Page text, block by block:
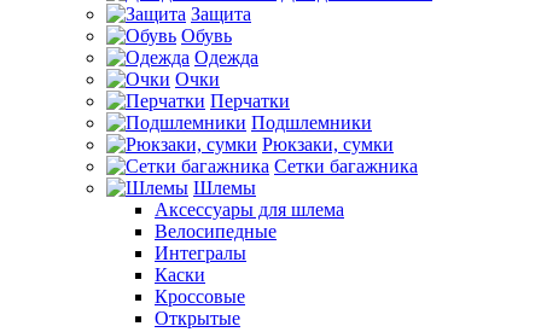
Защита
Обувь
Одежда
Очки
Перчатки
Подшлемники
Рюкзаки, сумки
Сетки багажника
Шлемы
Аксессуары для шлема
Велосипедные
Интегралы
Каски
Кроссовые
Открытые